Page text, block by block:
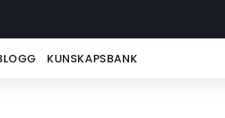
KUNSKAPSBANK